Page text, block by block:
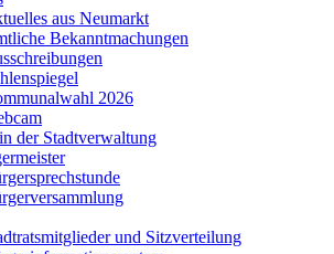
aus Neumarkt
Bekanntmachungen
2026
der Stadtverwaltung
und Sitzverteilung